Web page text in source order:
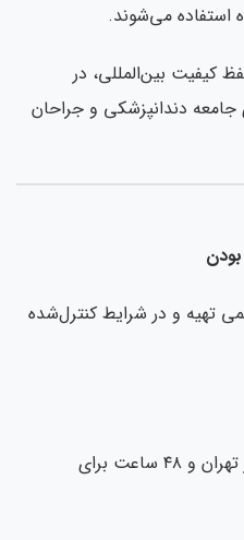
می‌شوند.
بین‌المللی، در
دندانپزشکی و جراحان
و در شرایط کنترل‌شده
تحویل فوری کمتر از ۲۴ ساعت در تهران و ۴۸ ساعت برای